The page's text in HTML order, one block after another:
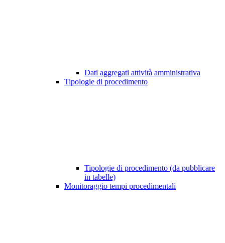
Dati aggregati attività amministrativa
Tipologie di procedimento
Tipologie di procedimento (da pubblicare
in tabelle)
Monitoraggio tempi procedimentali